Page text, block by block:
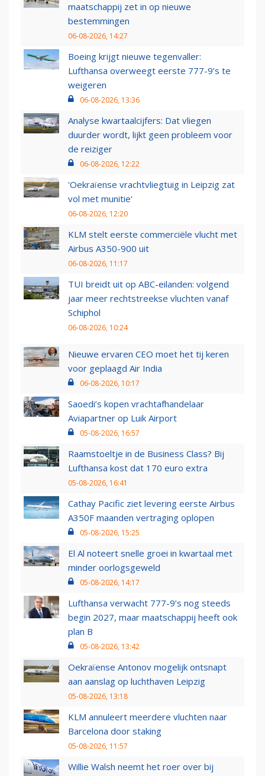
maatschappij zet in op nieuwe
bestemmingen
06-08-2026, 14:27
Boeing krijgt nieuwe tegenvaller:
Lufthansa overweegt eerste 777-9’s te
weigeren
06-08-2026, 13:36
Analyse kwartaalcijfers: Dat vliegen
duurder wordt, lijkt geen probleem voor
de reiziger
06-08-2026, 12:22
'Oekraïense vrachtvliegtuig in Leipzig zat
vol met munitie'
06-08-2026, 12:20
KLM stelt eerste commerciële vlucht met
Airbus A350-900 uit
06-08-2026, 11:17
TUI breidt uit op ABC-eilanden: volgend
jaar meer rechtstreekse vluchten vanaf
Schiphol
06-08-2026, 10:24
Nieuwe ervaren CEO moet het tij keren
voor geplaagd Air India
06-08-2026, 10:17
Saoedi’s kopen vrachtafhandelaar
Aviapartner op Luik Airport
05-08-2026, 16:57
Raamstoeltje in de Business Class? Bij
Lufthansa kost dat 170 euro extra
05-08-2026, 16:41
Cathay Pacific ziet levering eerste Airbus
A350F maanden vertraging oplopen
05-08-2026, 15:25
El Al noteert snelle groei in kwartaal met
minder oorlogsgeweld
05-08-2026, 14:17
Lufthansa verwacht 777-9’s nog steeds
begin 2027, maar maatschappij heeft ook
plan B
05-08-2026, 13:42
Oekraïense Antonov mogelijk ontsnapt
aan aanslag op luchthaven Leipzig
05-08-2026, 13:18
KLM annuleert meerdere vluchten naar
Barcelona door staking
05-08-2026, 11:57
Willie Walsh neemt het roer over bij